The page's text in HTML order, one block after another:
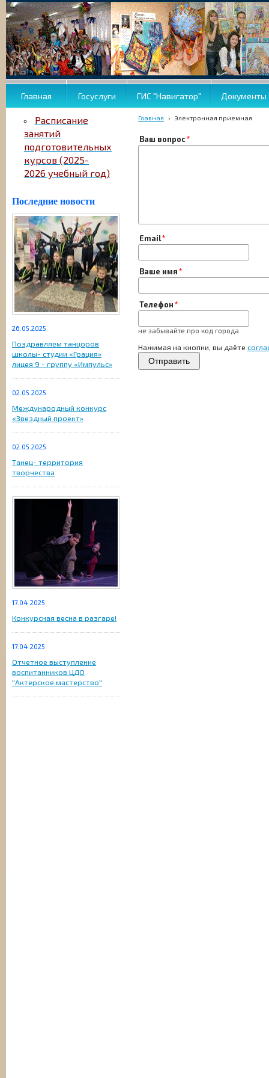
Главная Госуслуги ГИС "Навигатор" Документы
Расписание
занятий
подготовительных
курсов (2025-
2026 учебный год)
Последние новости
26.05.2025
Поздравляем танцоров
школы- студии «Грация»
лицея 9 - группу «Импульс»
02.05.2025
Международный конкурс
«Звездный проект»
02.05.2025
Танец- территория
творчества
17.04.2025
Конкурсная весна в разгаре!
17.04.2025
Отчетное выступление
воспитанников ЦДО
"Актерское мастерство"
Главная › Электронная приемная
Ваш вопрос
Email
Ваше имя
Телефон
не забывайте про код города
Нажимая на кнопки, вы даёте
Отправить